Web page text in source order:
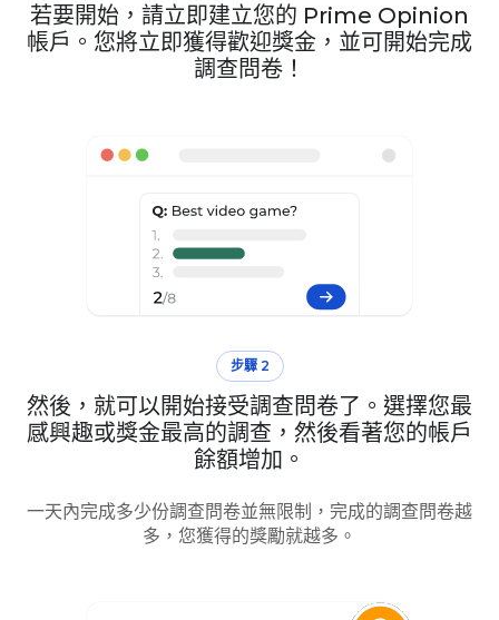
若要開始，請立即建立您的 Prime Opinion
帳戶。您將立即獲得歡迎獎金，並可開始完成
調查問卷！
步驟 2
然後，就可以開始接受調查問卷了。選擇您最
感興趣或獎金最高的調查，然後看著您的帳戶
餘額增加。
一天內完成多少份調查問卷並無限制，完成的調查問卷越
多，您獲得的獎勵就越多。